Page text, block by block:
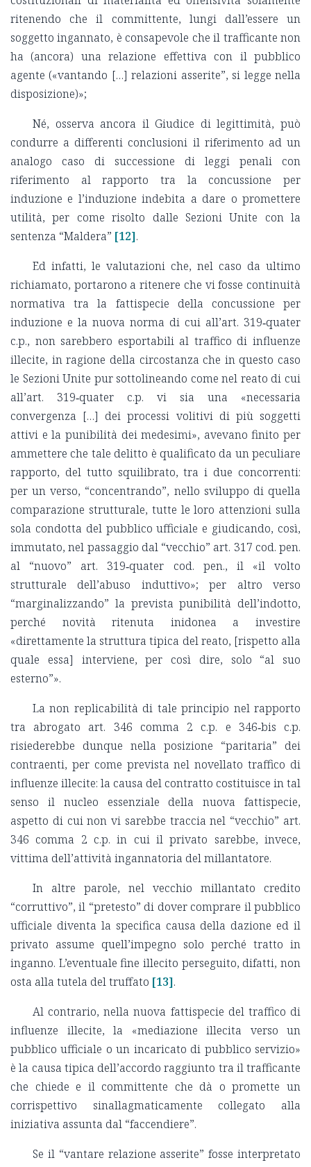
ritenendo che il committente, lungi dall’essere un
soggetto ingannato, è consapevole che il trafficante non
ha (ancora) una relazione effettiva con il pubblico
agente («vantando […] relazioni asserite”, si legge nella
disposizione)»;
Né, osserva ancora il Giudice di legittimità, può
condurre a differenti conclusioni il riferimento ad un
analogo caso di successione di leggi penali con
riferimento al rapporto tra la concussione per
induzione e l’induzione indebita a dare o promettere
utilità, per come risolto dalle Sezioni Unite con la
sentenza “Maldera” [12].
Ed infatti, le valutazioni che, nel caso da ultimo
richiamato, portarono a ritenere che vi fosse continuità
normativa tra la fattispecie della concussione per
induzione e la nuova norma di cui all’art. 319‑quater
c.p., non sarebbero esportabili al traffico di influenze
illecite, in ragione della circostanza che in questo caso
le Sezioni Unite pur sottolineando come nel reato di cui
all’art. 319‑quater c.p. vi sia una «necessaria
convergenza […] dei processi volitivi di più soggetti
attivi e la punibilità dei medesimi», avevano finito per
ammettere che tale delitto è qualificato da un peculiare
rapporto, del tutto squilibrato, tra i due concorrenti:
per un verso, “concentrando”, nello sviluppo di quella
comparazione strutturale, tutte le loro attenzioni sulla
sola condotta del pubblico ufficiale e giudicando, così,
immutato, nel passaggio dal “vecchio” art. 317 cod. pen.
al “nuovo” art. 319‑quater cod. pen., il «il volto
strutturale dell’abuso induttivo»; per altro verso
“marginalizzando” la prevista punibilità dell’indotto,
perché novità ritenuta inidonea a investire
«direttamente la struttura tipica del reato, [rispetto alla
quale essa] interviene, per così dire, solo “al suo
esterno”».
La non replicabilità di tale principio nel rapporto
tra abrogato art. 346 comma 2 c.p. e 346‑bis c.p.
risiederebbe dunque nella posizione “paritaria” dei
contraenti, per come prevista nel novellato traffico di
influenze illecite: la causa del contratto costituisce in tal
senso il nucleo essenziale della nuova fattispecie,
aspetto di cui non vi sarebbe traccia nel “vecchio” art.
346 comma 2 c.p. in cui il privato sarebbe, invece,
vittima dell’attività ingannatoria del millantatore.
In altre parole, nel vecchio millantato credito
“corruttivo”, il “pretesto” di dover comprare il pubblico
ufficiale diventa la specifica causa della dazione ed il
privato assume quell’impegno solo perché tratto in
inganno. L’eventuale fine illecito perseguito, difatti, non
osta alla tutela del truffato [13].
Al contrario, nella nuova fattispecie del traffico di
influenze illecite, la «mediazione illecita verso un
pubblico ufficiale o un incaricato di pubblico servizio»
è la causa tipica dell’accordo raggiunto tra il trafficante
che chiede e il committente che dà o promette un
corrispettivo sinallagmaticamente collegato alla
iniziativa assunta dal “faccendiere”.
Se il “vantare relazione asserite” fosse interpretato